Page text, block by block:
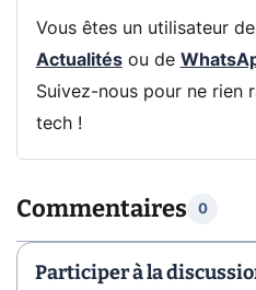
Vous êtes un utilisateur de
Actualitésou de
Suivez-nous pour ne rien
tech !
Commentaires 0
Participer à la